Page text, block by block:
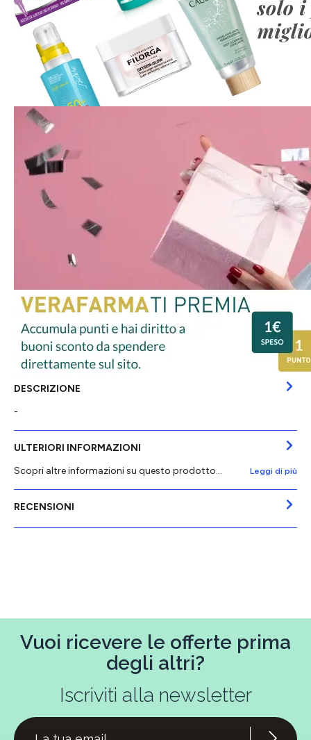
DESCRIZIONE
-
ULTERIORI INFORMAZIONI
Scopri altre informazioni su questo prodotto...
Leggi di più
RECENSIONI
Vuoi ricevere le offerte prima
degli altri?
Iscriviti alla newsletter